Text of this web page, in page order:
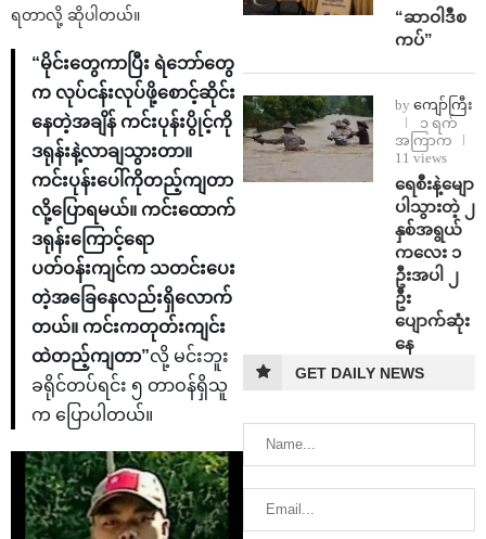
ရတာလို့ ဆိုပါတယ်။
“မိုင်းတွေကာပြီး ရဲဘော်တွေ
က လုပ်ငန်းလုပ်ဖို့စောင့်ဆိုင်း
နေတဲ့အချိန် ကင်းပုန်းပွိုင့်ကို
ဒရုန်းနဲ့လာချသွားတာ။
ကင်းပုန်းပေါ်ကိုတည့်ကျတာ
လို့ပြောရမယ်။ ကင်းထောက်
ဒရုန်းကြောင့်ရော
ပတ်ဝန်းကျင်က သတင်းပေး
တဲ့အခြေနေလည်းရှိလောက်
တယ်။ ကင်းကတုတ်းကျင်း
ထဲတည့်ကျတာ”လို့ မင်းဘူး
ခရိုင်တပ်ရင်း ၅ တာဝန်ရှိသူ
က ပြောပါတယ်။
“ဆာဝါဒီစ
ကပ်”
by ကျော်ကြီး
၁ ရက်
အကြာက
11 views
ရေစီးနဲ့မျော
ပါသွားတဲ့ ၂
နှစ်အရွယ်
ကလေး ၁
ဦးအပါ ၂
ဦး
ပျောက်ဆုံး
နေ
GET DAILY NEWS